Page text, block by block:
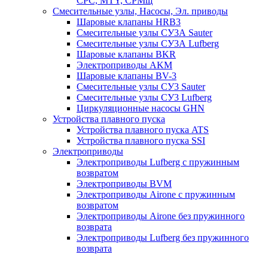
Смесительные узлы, Насосы, Эл. приводы
Шаровые клапаны HRB3
Смесительные узлы СУ3А Sauter
Смесительные узлы СУ3А Lufberg
Шаровые клапаны BKR
Электроприводы AKM
Шаровые клапаны BV-3
Смесительные узлы СУ3 Sauter
Смесительные узлы СУ3 Lufberg
Циркуляционные насосы GHN
Устройства плавного пуска
Устройства плавного пуска ATS
Устройства плавного пуска SSI
Электроприводы
Электроприводы Lufberg c пружинным
возвратом
Электроприводы BVM
Электроприводы Airone c пружинным
возвратом
Электроприводы Airone без пружинного
возврата
Электроприводы Lufberg без пружинного
возврата